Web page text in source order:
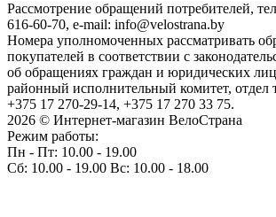
Рассмотрение обращений потребителей,
616-60-70, e-mail: info@velostrana.by
Номера уполномоченных рассматривать
покупателей в соответствии с
об обращениях граждан и юридических
районный исполнительный комитет, отдел
+375 17 270-29-14, +375 17 270 33 75.
2026 © Интернет-магазин ВелоСтрана
Режим работы:
Пн - Пт: 10.00 - 19.00
Сб: 10.00 - 19.00 Вс: 10.00 - 18.00